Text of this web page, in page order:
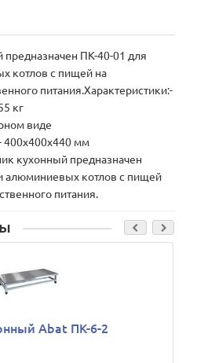
ПК-40-01 для
котлов с пищей на
питания.Характеристики:-
кг
виде
400х400х440 мм
кухонный предназначен
алюминиевых котлов с пищей
питания.
Abat ПК-6-2